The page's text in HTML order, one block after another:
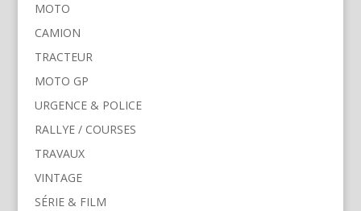
MOTO
CAMION
TRACTEUR
MOTO GP
URGENCE & POLICE
RALLYE / COURSES
TRAVAUX
VINTAGE
SÉRIE & FILM